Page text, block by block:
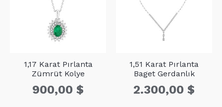
1,17 Karat Pırlanta
Zümrüt Kolye
900,00 $
1,51 Karat Pırlanta
Baget Gerdanlık
2.300,00 $